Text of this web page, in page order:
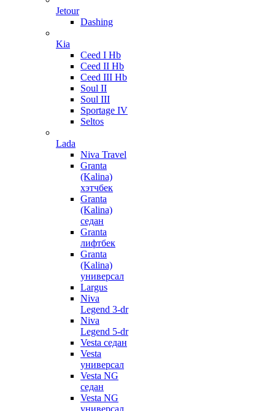
Jetour
Dashing
Kia
Ceed I Hb
Ceed II Hb
Ceed III Hb
Soul II
Soul III
Sportage IV
Seltos
Lada
Niva Travel
Granta
(Kalina)
хэтчбек
Granta
(Kalina)
седан
Granta
лифтбек
Granta
(Kalina)
универсал
Largus
Niva
Legend 3-dr
Niva
Legend 5-dr
Vesta седан
Vesta
универсал
Vesta NG
седан
Vesta NG
универсал